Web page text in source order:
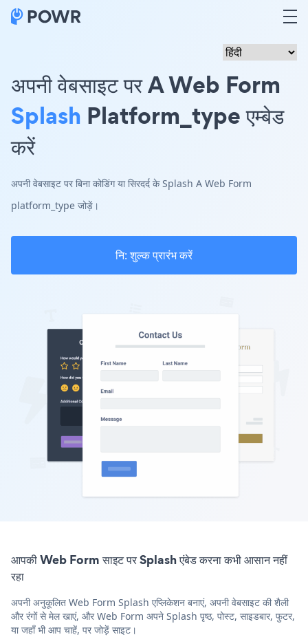
अपनी वेबसाइट पर A Web Form
Splash Platform_type एम्बेड
करें
अपनी वेबसाइट पर बिना कोडिंग या सिरदर्द के Splash A Web Form
platform_type जोड़ें।
नि: शुल्क प्रारंभ करें
आपकी Web Form साइट पर Splash एंबेड करना कभी आसान नहीं
रहा
अपनी अनुकूलित Web Form Splash एप्लिकेशन बनाएं, अपनी वेबसाइट की शैली
और रंगों से मेल खाएं, और Web Form अपने Splash पृष्ठ, पोस्ट, साइडबार, फुटर,
या जहाँ भी आप चाहें, पर जोड़ें साइट।